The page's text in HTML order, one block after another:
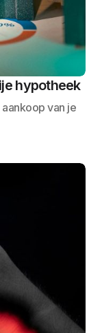
hypotheek
van je